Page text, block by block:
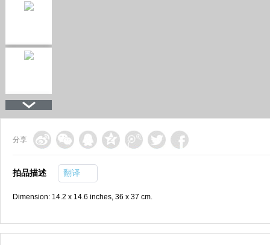
分享
拍品描述 翻译
Dimension: 14.2 x 14.6 inches, 36 x 37 cm.